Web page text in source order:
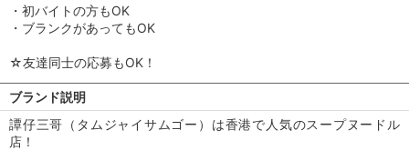
・初バイトの方もOK
・ブランクがあってもOK
☆友達同士の応募もOK！
ブランド説明
譚仔三哥（タムジャイサムゴー）は香港で人気のスープヌードル
店！